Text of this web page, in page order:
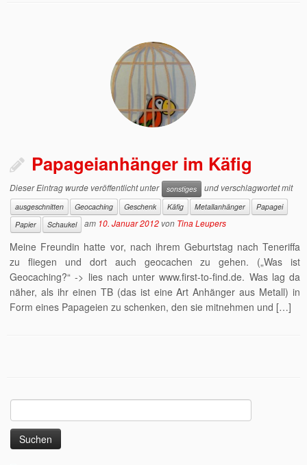
Papageianhänger im Käfig
Dieser Eintrag wurde veröffentlicht unter sonstiges und verschlagwortet mit
ausgeschnitten Geocaching Geschenk Käfig Metallanhänger
Papagei
Papier
Schaukel am 10. Januar 2012 von Tina Leupers
Meine Freundin hatte vor, nach ihrem Geburtstag nach Teneriffa
zu fliegen und dort auch geocachen zu gehen. („Was ist
Geocaching?“ -> lies nach unter www.first-to-find.de. Was lag da
näher, als ihr einen TB (das ist eine Art Anhänger aus Metall) in
Form eines Papageien zu schenken, den sie mitnehmen und […]
nach: